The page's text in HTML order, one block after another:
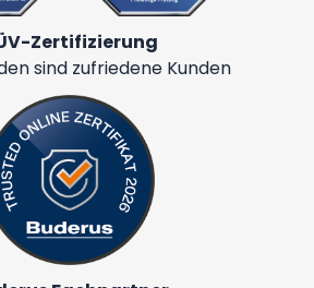
Zertifizierung
sind zufriedene Kunden